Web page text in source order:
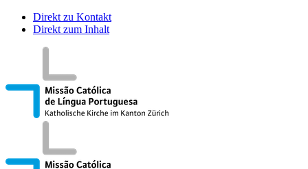
Direkt zu Kontakt
Direkt zum Inhalt